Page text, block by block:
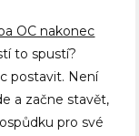
OC nakonec
to spustí?
postavit. Není
a začne stavět,
pro své